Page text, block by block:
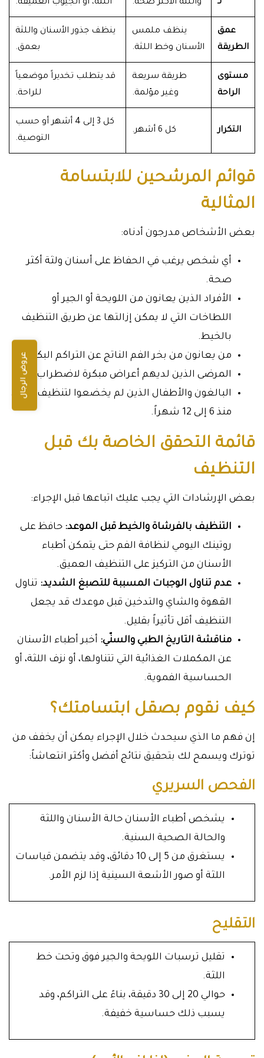
عروض الرجال
لـ واللثة الأكثر صحة. اللثة، أو الجيوب العميقة.
عمق
الطريقة
ينظف ملمس
الأسنان وخط اللثة.
ينظف جذور الأسنان واللثة
بعمق.
مستوى
الراحة
طريقة سريعة
وغير مؤلمة.
قد يتطلب تخديراً موضعياً
للراحة.
التكرار كل 6 أشهر.
كل 3 إلى 4 أشهر أو حسب
التوصية.
قوائم المرشحين للابتسامة
المثالية
بعض الأشخاص مدرجون أدناه:
أي شخص يرغب في الحفاظ على أسنان ولثة أكثر
صحة.
الأفراد الذين يعانون من اللويحة أو الجير أو
اللطاخات التي لا يمكن إزالتها عن طريق التنظيف
بالخيط.
من يعانون من بخر الفم الناتج عن التراكم البكتيري.
المرضى الذين لديهم أعراض مبكرة لاضطراب اللثة.
البالغون والأطفال الذين لم يخضعوا لتنظيف مهني
منذ 6 إلى 12 شهراً.
قائمة التحقق الخاصة بك قبل
التنظيف
بعض الإرشادات التي يجب عليك اتباعها قبل الإجراء:
التنظيف بالفرشاة والخيط قبل الموعد: حافظ على
روتينك اليومي لنظافة الفم حتى يتمكن أطباء
الأسنان من التركيز على التنظيف العميق.
عدم تناول الوجبات المسببة للتصبغ الشديد: تناول
القهوة والشاي والتدخين قبل موعدك قد يجعل
التنظيف أقل تأثيراً بقليل.
مناقشة التاريخ الطبي والسنّي: أخبر أطباء الأسنان
عن المكملات الغذائية التي تتناولها، أو نزف اللثة، أو
الحساسية الفموية.
كيف نقوم بصقل ابتسامتك؟
إن فهم ما الذي سيحدث خلال الإجراء يمكن أن يخفف من
توترك ويسمح لك بتحقيق نتائج أفضل وأكثر انتعاشاً:
الفحص السريري
يشخص أطباء الأسنان حالة الأسنان واللثة
والحالة الصحية السنية.
يستغرق من 5 إلى 10 دقائق، وقد يتضمن قياسات
اللثة أو صور الأشعة السينية إذا لزم الأمر.
التقليح
تقليل ترسبات اللويحة والجير فوق وتحت خط
اللثة.
حوالي 20 إلى 30 دقيقة، بناءً على التراكم، وقد
يسبب ذلك حساسية خفيفة.